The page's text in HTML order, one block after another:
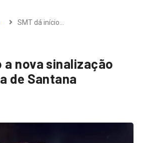
SMT dá início…
a nova sinalização
de Santana